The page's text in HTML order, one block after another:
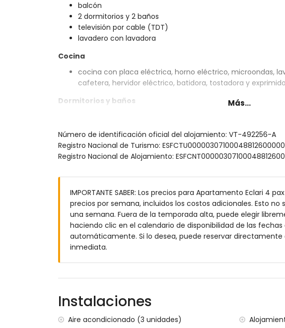
balcón
2 dormitorios y 2 baños
televisión por cable (TDT)
lavadero con lavadora
Cocina
cocina con placa eléctrica, horno eléctrico, microondas,
cafetera, hervidor eléctrico, batidora, tostadora y
Dormitorios y baños
dormitorio con aire acondicionado, 2 camas individuales
baño en suite con doble lavabo, combinación de bañera/
baño con lavabo, ducha, bidet y aseo
Exterior del apartamento
parcela grande y cerrada
piscina comunitaria en forma de laguna, de 12m x 5m y
piscina para niños
jardín comunitario con césped y árboles
terraza
playa más cercana: El Arenal, Jávea (a menos de 500
puerto más cercano: La Fontana, Jávea (a menos de 50
parque más cercano: Montgó (a menos de 4 kilómetros
aeropuerto más cercano: Alicante (a menos de 100
Más...
Número de identificación oficial del alojamiento: VT-492256-A
Registro Nacional de Turismo:
Registro Nacional de Alojamiento:
IMPORTANTE SABER: Los precios para Apartamento Eclari 4
precios por semana, incluidos los costos adicionales. Esto
una semana. Fuera de la temporada alta, puede elegir
haciendo clic en el calendario de disponibilidad de las fechas
automáticamente. Si lo desea, puede reservar
inmediata.
Instalaciones
Aire acondicionado (3 unidades)